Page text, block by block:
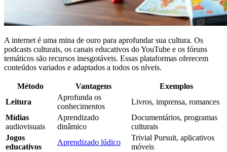
A internet é uma mina de ouro para aprofundar sua cultura. Os
podcasts culturais, os canais educativos do YouTube e os fóruns
temáticos são recursos inesgotáveis. Essas plataformas oferecem
conteúdos variados e adaptados a todos os níveis.
Método Vantagens
Exemplos
Leitura
Aprofunda os
conhecimentos
Livros, imprensa, romances
Mídias
audiovisuais
Aprendizado
dinâmico
Documentários, programas
culturais
Jogos
educativos
Aprendizado lúdico
Trivial Pursuit, aplicativos
móveis